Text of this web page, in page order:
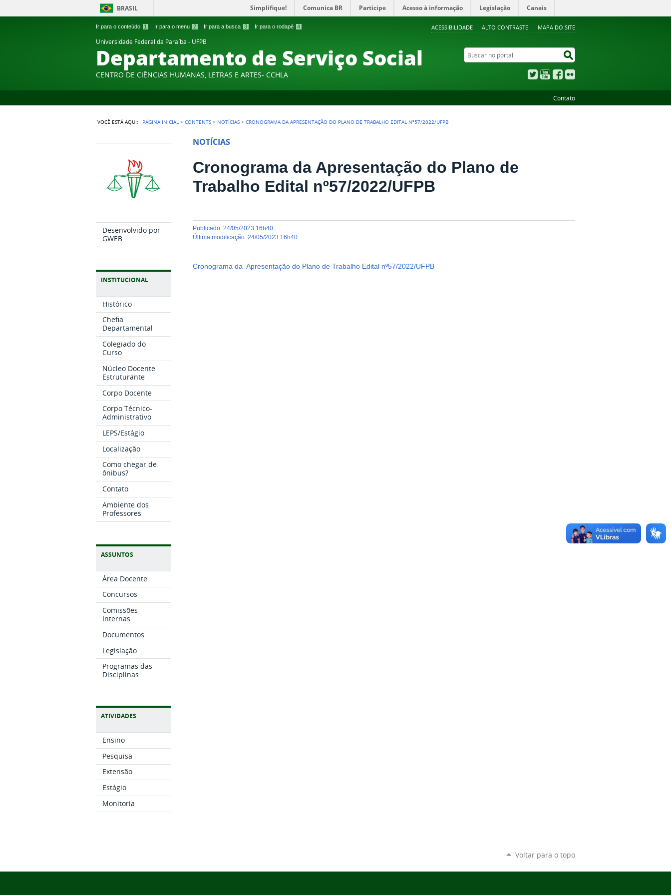
Ir para o conteúdo 1 Ir para o menu 2 Ir para a busca 3 Ir para o rodapé 4 ACESSIBILIDADE ALTO CONTRASTE MAPA DO SITE
BRASIL Simplifique! Comunica BR Participe Acesso à informação Legislação Canais
Universidade Federal da Paraíba - UFPB
Departamento de Serviço Social
CENTRO DE CIÊNCIAS HUMANAS, LETRAS E ARTES- CCHLA
Buscar no portal
TwitterYouTubeFacebook
Contato
VOCÊ ESTÁ AQUI: PÁGINA INICIAL >CONTENTS > NOTÍCIAS >CRONOGRAMA DA APRESENTAÇÃO DO PLANO DE TRABALHO EDITAL Nº57/2022/UFPB
Desenvolvido por
GWEB
INSTITUCIONAL
Histórico
Chefia
Departamental
Colegiado do
Curso
Núcleo Docente
Estruturante
Corpo Docente
Corpo Técnico-
Administrativo
LEPS/Estágio
Localização
Como chegar de
ônibus?
Contato
Ambiente dos
Professores
ASSUNTOS
Área Docente
Concursos
Comissões
Internas
Documentos
Legislação
Programas das
Disciplinas
ATIVIDADES
Ensino
Pesquisa
Extensão
Estágio
Monitoria
NOTÍCIAS
Cronograma da Apresentação do Plano de
Trabalho Edital nº57/2022/UFPB
publicado:24/05/2023 16h40
última modificação:24/05/2023 16h40
Cronograma da Apresentação do Plano de Trabalho Edital nº57/2022/UFPB
Voltar para o topo